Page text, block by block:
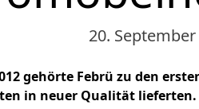
20.
gehörte Febrü zu den
in neuer Qualität